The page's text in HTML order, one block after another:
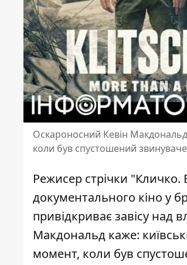
Оскароносний Кевін
коли був спустошений
Режисер стрічки "Кличко.
документального кіно у
привідкриває завісу над
Макдональд каже:
момент, коли був